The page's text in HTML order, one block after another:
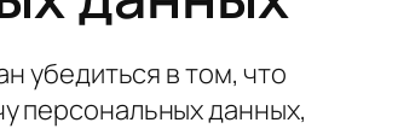
убедиться в том, что
персональных данных,